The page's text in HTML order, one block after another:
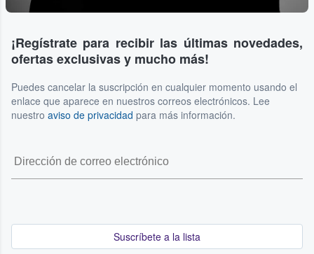
¡Regístrate para recibir las últimas novedades,
ofertas exclusivas y mucho más!
Puedes cancelar la suscripción en cualquier momento usando el
enlace que aparece en nuestros correos electrónicos. Lee
nuestro aviso de privacidad para más información.
Suscríbete a la lista